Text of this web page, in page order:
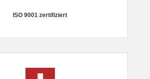
ISO 9001 zertifiziert